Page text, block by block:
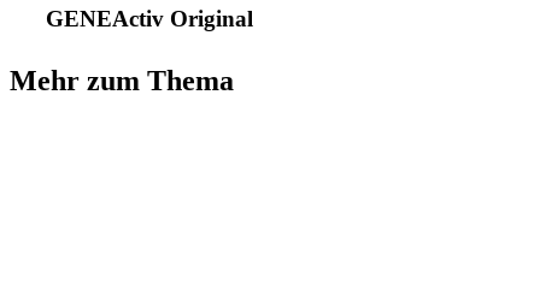
GENEActiv Original
Mehr zum Thema